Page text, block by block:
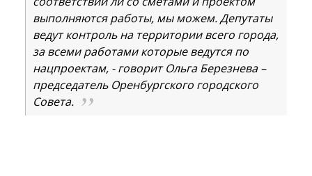
выполняются работы, мы можем. Депутаты
ведут контроль на территории всего города,
за всеми работами которые ведутся по
нацпроектам, - говорит Ольга Березнева –
председатель Оренбургского городского
Совета.